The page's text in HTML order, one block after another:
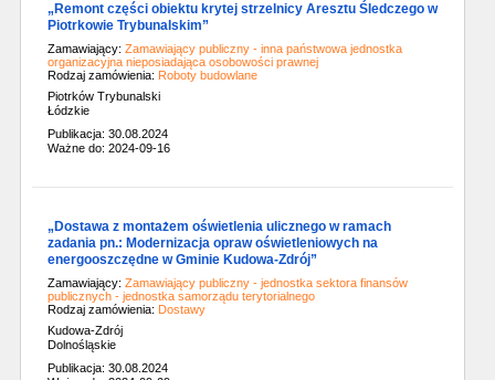
„Remont części obiektu krytej strzelnicy Aresztu Śledczego w
Piotrkowie Trybunalskim”
Zamawiający: Zamawiający publiczny - inna państwowa jednostka
organizacyjna nieposiadająca osobowości prawnej
Rodzaj zamówienia: Roboty budowlane
Piotrków Trybunalski
Łódzkie
Publikacja: 30.08.2024
Ważne do: 2024-09-16
„Dostawa z montażem oświetlenia ulicznego w ramach
zadania pn.: Modernizacja opraw oświetleniowych na
energooszczędne w Gminie Kudowa-Zdrój”
Zamawiający: Zamawiający publiczny - jednostka sektora finansów
publicznych - jednostka samorządu terytorialnego
Rodzaj zamówienia: Dostawy
Kudowa-Zdrój
Dolnośląskie
Publikacja: 30.08.2024